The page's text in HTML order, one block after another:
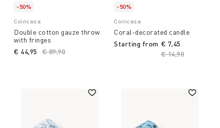
-50%
Coincasa
Double cotton gauze throw
with fringes
Price reduced from
€ 89,90
€ 44,95
-50%
Coincasa
Coral-decorated candle
Starting from
Price reduced
€ 14,90
€ 7,45